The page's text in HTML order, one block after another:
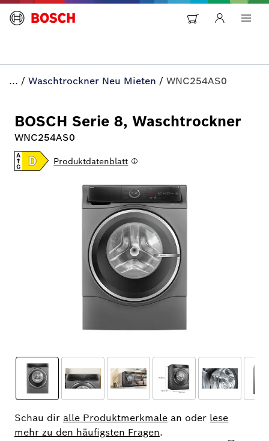
... / Waschtrockner Neu Mieten / WNC254AS0
BOSCH Serie 8, Waschtrockner
WNC254AS0
Produktdatenblatt
Schau dir alle Produktmerkmale an oder lese
mehr zu den häufigsten Fragen.